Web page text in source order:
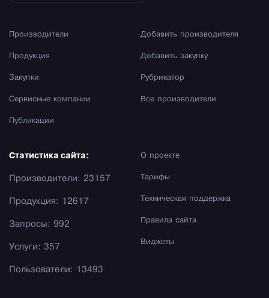
Производители
Продукция
Закупки
Сервисные компании
Публикации
Добавить производителя
Добавить закупку
Рубрикатор
Все производители
О проекте
Тарифы
Техническая поддержка
Правила сайта
Виджеты
Статистика сайта:
Производители: 23157
Продукция: 12617
Запросы: 992
Услуги: 357
Пользователи: 13493